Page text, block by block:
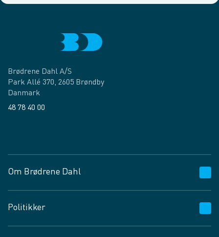
Brødrene Dahl A/S
Park Allé 370, 2605 Brøndby
Danmark
48 78 40 00
Om Brødrene Dahl
Vagttelefon 30 10 89 89
Spørgsmål og svar
Politikker